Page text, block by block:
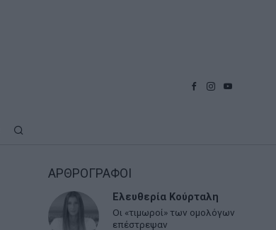
ΑΡΘΡΟΓΡΑΦΟΙ
Ελευθερία Κούρταλη
Οι «τιμωροί» των ομολόγων
επέστρεψαν